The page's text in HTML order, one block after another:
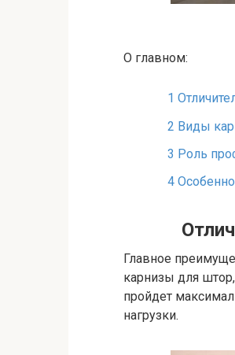
О главном:
1
2 Виды
3 Роль
4
Главное
карнизы для
пройдет
нагрузки.